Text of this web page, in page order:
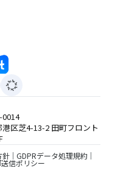
0014
港区芝4-13-2 田町フロント
針 GDPRデータ処理規約
信ポリシー